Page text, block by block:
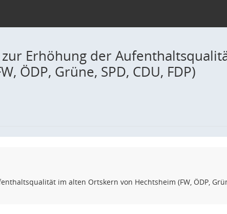
Erhöhung der
ÖDP, Grüne, SPD, CDU, FDP)
im alten Ortskern von Hechtsheim (FW, ÖDP,